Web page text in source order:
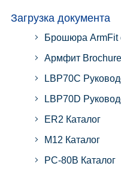
Загрузка документа
Брошюра ArmFit
Армфит
LBP70C
LBP70D
ER2 Каталог
M12 Каталог
PC-80B Каталог